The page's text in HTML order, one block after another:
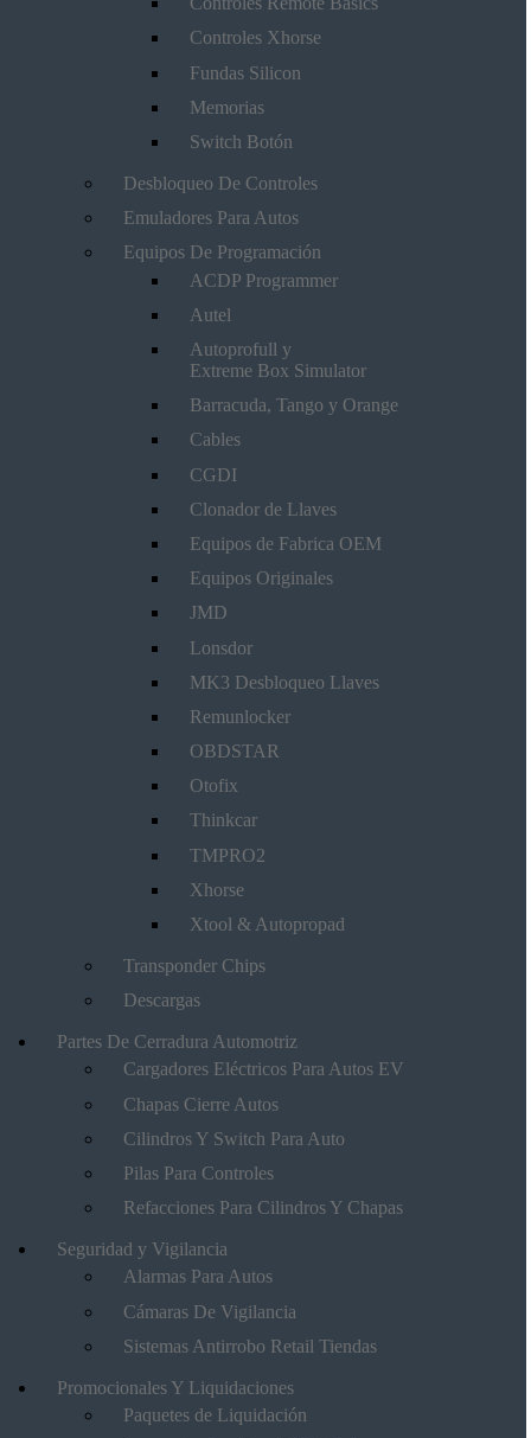
Controles Xhorse
Fundas Silicon
Memorias
Switch Botón
Desbloqueo De Controles
Emuladores Para Autos
Equipos De Programación
ACDP Programmer
Autel
Autoprofull y
Extreme Box Simulator
Barracuda, Tango y Orange
Cables
CGDI
Clonador de Llaves
Equipos de Fabrica OEM
Equipos Originales
JMD
Lonsdor
MK3 Desbloqueo Llaves
Remunlocker
OBDSTAR
Otofix
Thinkcar
TMPRO2
Xhorse
Xtool & Autopropad
Transponder Chips
Descargas
Partes De Cerradura Automotriz
Cargadores Eléctricos Para Autos EV
Chapas Cierre Autos
Cilindros Y Switch Para Auto
Pilas Para Controles
Refacciones Para Cilindros Y Chapas
Seguridad y Vigilancia
Alarmas Para Autos
Cámaras De Vigilancia
Sistemas Antirrobo Retail Tiendas
Promocionales Y Liquidaciones
Paquetes de Liquidación